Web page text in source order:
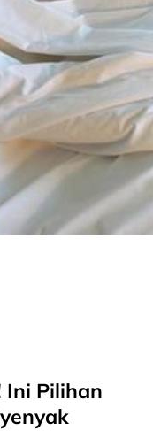
Ini Pilihan